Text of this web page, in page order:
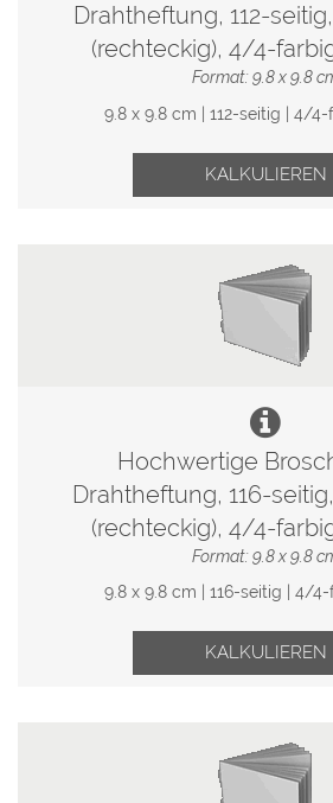
Drahtheftung, 112-
(rechteckig), 4/4-
Format: 9.8 x 9.8
9.8 x 9.8 cm | 112-seitig | 4/
KALKULIEREN
Hochwertige
Drahtheftung, 116-
(rechteckig), 4/4-
Format: 9.8 x 9.8
9.8 x 9.8 cm | 116-seitig | 4/
KALKULIEREN